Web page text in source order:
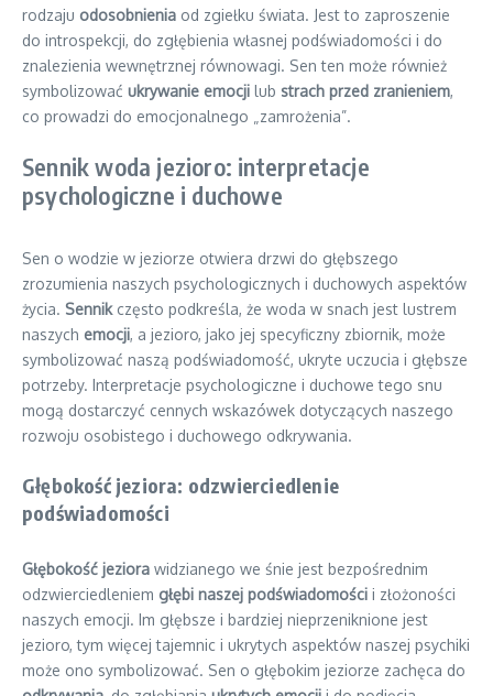
rodzaju odosobnienia od zgiełku świata. Jest to zaproszenie
do introspekcji, do zgłębienia własnej podświadomości i do
znalezienia wewnętrznej równowagi. Sen ten może również
symbolizować ukrywanie emocji lub strach przed zranieniem,
co prowadzi do emocjonalnego „zamrożenia”.
Sennik woda jezioro: interpretacje
psychologiczne i duchowe
Sen o wodzie w jeziorze otwiera drzwi do głębszego
zrozumienia naszych psychologicznych i duchowych aspektów
życia. Sennikczęsto podkreśla, że woda w snach jest lustrem
naszych emocji, a jezioro, jako jej specyficzny zbiornik, może
symbolizować naszą podświadomość, ukryte uczucia i głębsze
potrzeby. Interpretacje psychologiczne i duchowe tego snu
mogą dostarczyć cennych wskazówek dotyczących naszego
rozwoju osobistego i duchowego odkrywania.
Głębokość jeziora: odzwierciedlenie
podświadomości
Głębokość jeziora widzianego we śnie jest bezpośrednim
odzwierciedleniem głębi naszej podświadomości i złożoności
naszych emocji. Im głębsze i bardziej nieprzeniknione jest
jezioro, tym więcej tajemnic i ukrytych aspektów naszej psychiki
może ono symbolizować. Sen o głębokim jeziorze zachęca do